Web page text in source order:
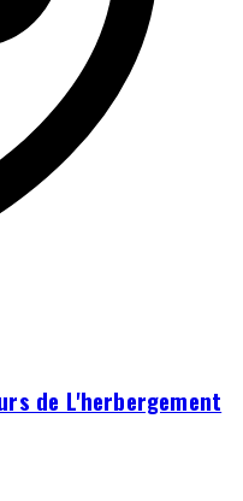
de L'herbergement